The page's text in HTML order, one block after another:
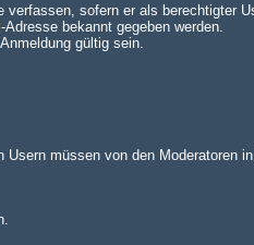
sofern er als berechtigter
bekannt gegeben werden.
gültig sein.
müssen von den Moderatoren